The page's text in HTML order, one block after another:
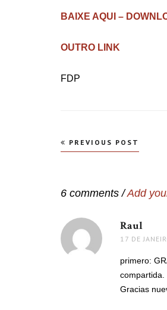
BAIXE AQUI –
OUTRO LINK
FDP
Navegação
PREVIOUS POST
6 comments /Add
Raul
17 DE
primero:
compartida.
Gracias